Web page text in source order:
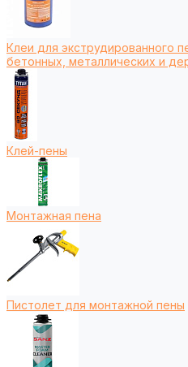
Клеи для экструдированного
бетонных, металлических и
Клей-пены
Монтажная пена
Пистолет для монтажной пены